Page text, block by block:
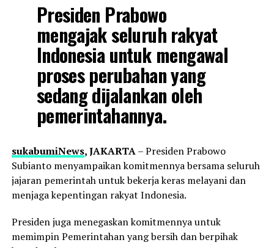
Presiden Prabowo
mengajak seluruh rakyat
Indonesia untuk mengawal
proses perubahan yang
sedang dijalankan oleh
pemerintahannya.
sukabumiNews, JAKARTA– Presiden Prabowo
Subianto menyampaikan komitmennya bersama seluruh
jajaran pemerintah untuk bekerja keras melayani dan
menjaga kepentingan rakyat Indonesia.
Presiden juga menegaskan komitmennya untuk
memimpin Pemerintahan yang bersih dan berpihak